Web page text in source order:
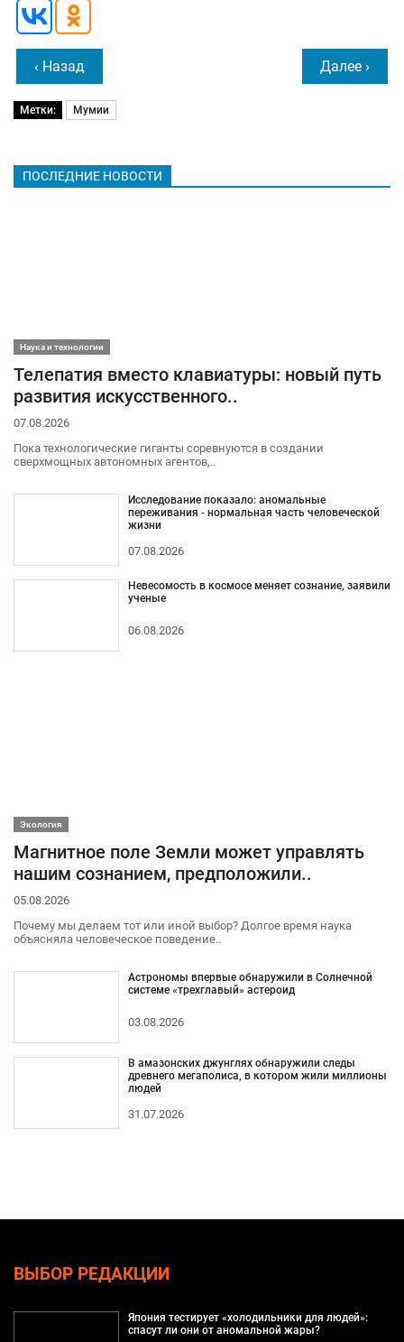
‹ Назад Далее ›
Метки: Мумии
ПОСЛЕДНИЕ НОВОСТИ
Наука и технологии
Телепатия вместо клавиатуры: новый путь
развития искусственного..
07.08.2026
Пока технологические гиганты соревнуются в создании
сверхмощных автономных агентов,..
Исследование показало: аномальные
переживания - нормальная часть человеческой
жизни
07.08.2026
Невесомость в космосе меняет сознание, заявили
ученые
06.08.2026
Экология
Магнитное поле Земли может управлять
нашим сознанием, предположили..
05.08.2026
Почему мы делаем тот или иной выбор? Долгое время наука
объясняла человеческое поведение..
Астрономы впервые обнаружили в Солнечной
системе «трехглавый» астероид
03.08.2026
В амазонских джунглях обнаружили следы
древнего мегаполиса, в котором жили миллионы
людей
31.07.2026
ВЫБОР РЕДАКЦИИ
Япония тестирует «холодильники для людей»:
спасут ли они от аномальной жары?